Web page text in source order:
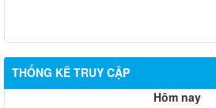
THỐNG KÊ TRUY CẬP
Hôm nay